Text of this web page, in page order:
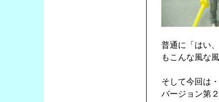
普通に「はい
もこんな風な
そして今回は
バージョン第